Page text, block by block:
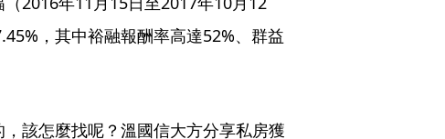
，其中裕融報酬率高達52%、群益
該怎麼找呢？溫國信大方分享私房獲